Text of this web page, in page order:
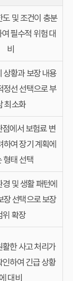
도 및 조건이 충분
필수적 위험 대
비
상황과 보장 내용
정선 선택으로 부
최소화
에서 보험료 변
하여 장기 계획에
형태 선택
및 생활 패턴에
장 선택으로 보장
위 확장
활한 사고 처리가
하여 긴급 상황
대비